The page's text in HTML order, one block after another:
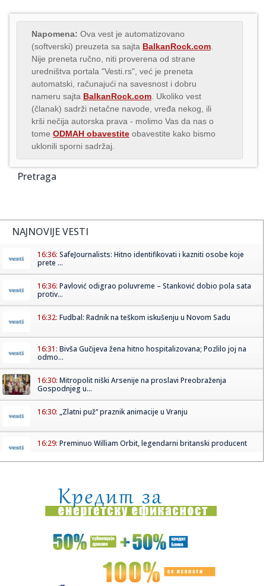
Napomena: Ova vest je automatizovano
(softverski) preuzeta sa sajta BalkanRock.com
Nije preneta ručno, niti proverena od strane
uredništva portala "Vesti.rs", već je preneta
automatski, računajući na savesnost i dobru
nameru sajta BalkanRock.com . Ukoliko vest
(članak) sadrži netačne navode, vređa nekog, ili
krši nečija autorska prava - molimo Vas da nas o
tome ODMAH obavestite obavestite kako bismo
uklonili sporni sadržaj.
Pretraga
NAJNOVIJE VESTI
16:36: SafeJournalists: Hitno identifikovati i kazniti osobe koje
prete ...
16:36: Pavlović odigrao poluvreme – Stanković dobio pola sata
protiv...
16:32: Fudbal: Radnik na teškom iskušenju u Novom Sadu
16:31: Bivša Gučijeva žena hitno hospitalizovana; Pozlilo joj na
odmo...
16:30: Mitropolit niški Arsenije na proslavi Preobraženja
Gospodnjeg u...
16:30: „Zlatni puž“ praznik animacije u Vranju
16:29: Preminuo William Orbit, legendarni britanski producent
16:26:Brena i Boba izdaju luks jahtu vrednu šest miliona evra:
Ispliva...
16:25:Cirkus – Kanter i Vajt hoće u WNBA: "Demonizacija grupe
ljudi....
Бар: Два света у једном граду